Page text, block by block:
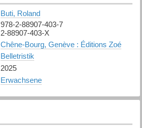
Buti, Roland
978-2-88907-403-7
2-88907-403-X
Chêne-Bourg, Genève : Éditions Zoé
Belletristik
2025
Erwachsene